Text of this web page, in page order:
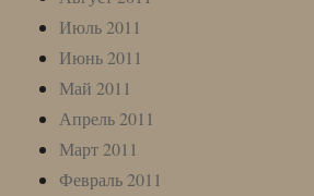
Июль 2011
Июнь 2011
Май 2011
Апрель 2011
Март 2011
Февраль 2011